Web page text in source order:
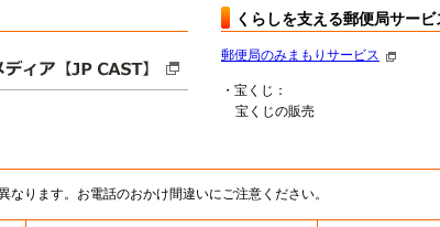
くらしを支える郵便局サービ
郵便局のみまもりサービス
・宝くじ：
宝くじの販売
ります。お電話のおかけ間違いにご注意ください。